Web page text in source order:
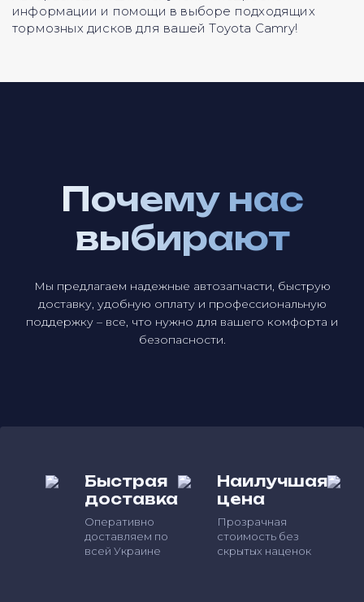
информации и помощи в выборе подходящих
тормозных дисков для вашей Toyota Camry!
Почему нас
выбирают
Мы предлагаем надежные автозапчасти, быструю
доставку, удобную оплату и профессиональную
поддержку – все, что нужно для вашего комфорта и
безопасности.
Быстрая
доставка
Оперативно
доставляем по
всей Украине
Наилучшая
цена
Прозрачная
стоимость без
скрытых наценок